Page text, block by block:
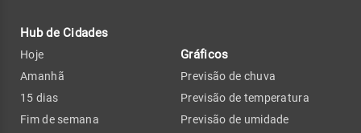
Hub de Cidades
Hoje
Amanhã
15 dias
Fim de semana
Gráficos
Previsão de chuva
Previsão de temperatura
Previsão de umidade